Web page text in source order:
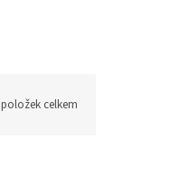
položek celkem